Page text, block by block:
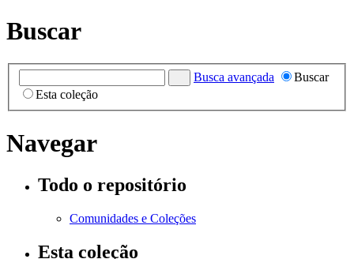
Buscar
Busca avançada
Buscar
Esta coleção
Navegar
Todo o repositório
Comunidades e Coleções
Esta coleção